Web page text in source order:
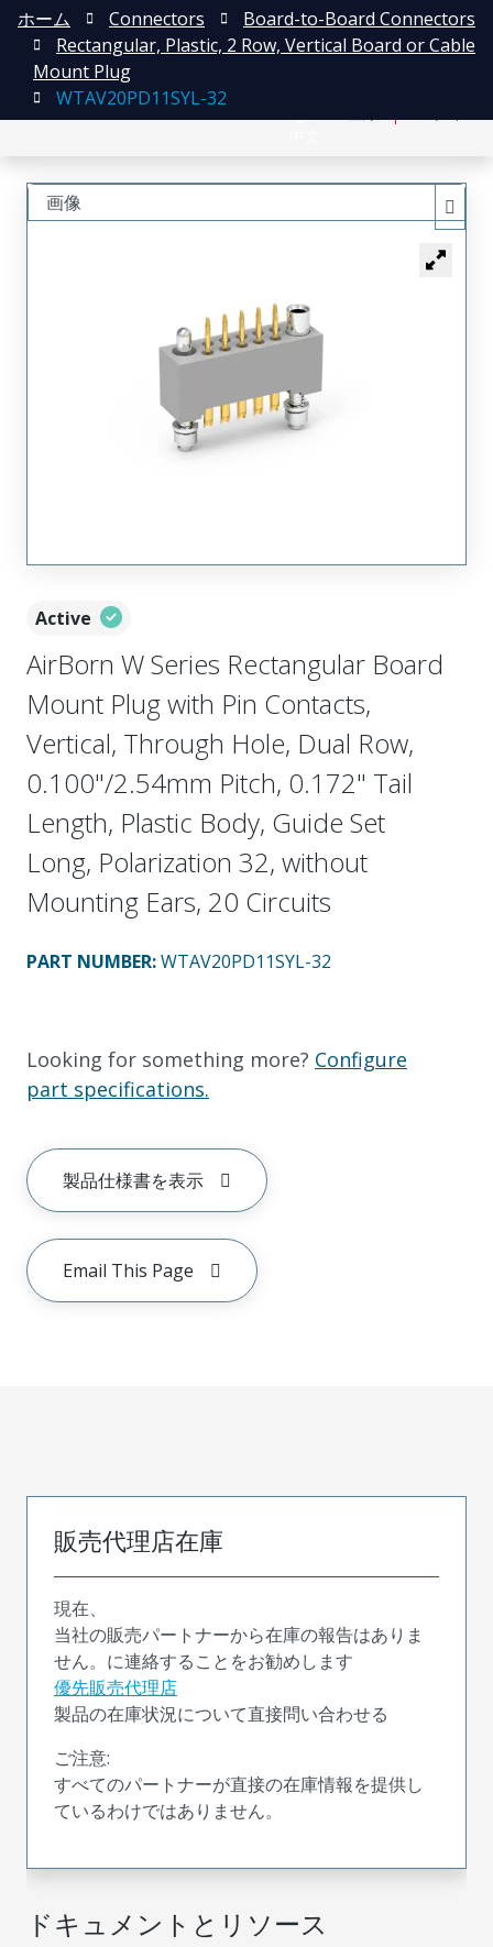
ホーム Connectors
Board-to-Board Connectors
Rectangular, Plastic, 2 Row, Vertical Board or Cable
Mount Plug
WTAV20PD11SYL-32
Active
AirBorn W Series Rectangular Board
Mount Plug with Pin Contacts,
Vertical, Through Hole, Dual Row,
0.100"/2.54mm Pitch, 0.172" Tail
Length, Plastic Body, Guide Set
Long, Polarization 32, without
Mounting Ears, 20 Circuits
PART NUMBER:WTAV20PD11SYL-32
Looking for something more? Configure
part specifications.
製品仕様書を表示
Email This Page
画像
ドキュメントとリソース
販売代理店在庫
現在、
当社の販売パートナーから在庫の報告はありま
せん。に連絡することをお勧めします
優先販売代理店
製品の在庫状況について直接問い合わせる
ご注意:
すべてのパートナーが直接の在庫情報を提供し
ているわけではありません。